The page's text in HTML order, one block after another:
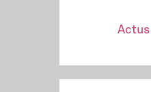
Actus